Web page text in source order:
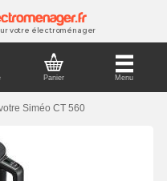
votre électroménager
Panier Menu
Siméo CT 560